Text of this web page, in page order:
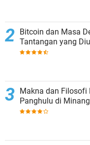
Bitcoin dan Masa
Tantangan yang
Makna dan Filosofi
Panghulu di